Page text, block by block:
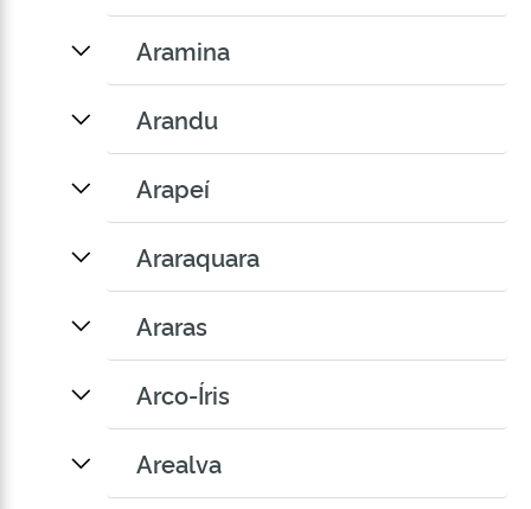
Aramina
Arandu
Arapeí
Araraquara
Araras
Arco-Íris
Arealva